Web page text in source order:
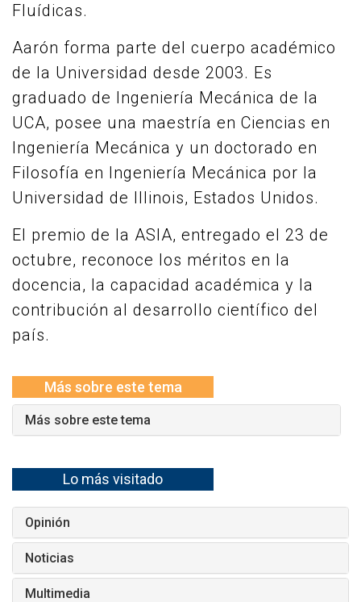
Fluídicas.
Aarón forma parte del cuerpo académico
de la Universidad desde 2003. Es
graduado de Ingeniería Mecánica de la
UCA, posee una maestría en Ciencias en
Ingeniería Mecánica y un doctorado en
Filosofía en Ingeniería Mecánica por la
Universidad de Illinois, Estados Unidos.
El premio de la ASIA, entregado el 23 de
octubre, reconoce los méritos en la
docencia, la capacidad académica y la
contribución al desarrollo científico del
país.
Más sobre este tema
Más sobre este tema
Lo más visitado
Opinión
Noticias
Multimedia